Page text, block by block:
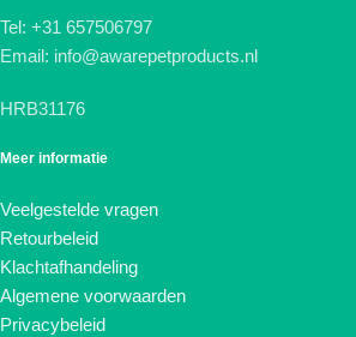
Tel: +31 657506797
Email: info@awarepetproducts.nl
HRB31176
Meer informatie
Veelgestelde vragen
Retourbeleid
Klachtafhandeling
Algemene voorwaarden
Privacybeleid